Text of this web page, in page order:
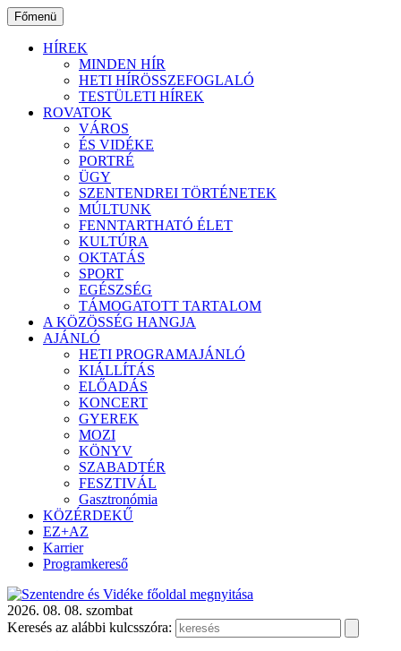
Ugrás
a
tartalomhoz
Főmenü
HÍREK
MINDEN HÍR
HETI HÍRÖSSZEFOGLALÓ
TESTÜLETI HÍREK
ROVATOK
VÁROS
ÉS VIDÉKE
PORTRÉ
ÜGY
SZENTENDREI TÖRTÉNETEK
MÚLTUNK
FENNTARTHATÓ ÉLET
KULTÚRA
OKTATÁS
SPORT
EGÉSZSÉG
TÁMOGATOTT TARTALOM
A KÖZÖSSÉG HANGJA
AJÁNLÓ
HETI PROGRAMAJÁNLÓ
KIÁLLÍTÁS
ELŐADÁS
KONCERT
GYEREK
MOZI
KÖNYV
SZABADTÉR
FESZTIVÁL
Gasztronómia
KÖZÉRDEKŰ
EZ+AZ
Karrier
Programkereső
2026. 08. 08. szombat
Keresés az alábbi kulcsszóra: